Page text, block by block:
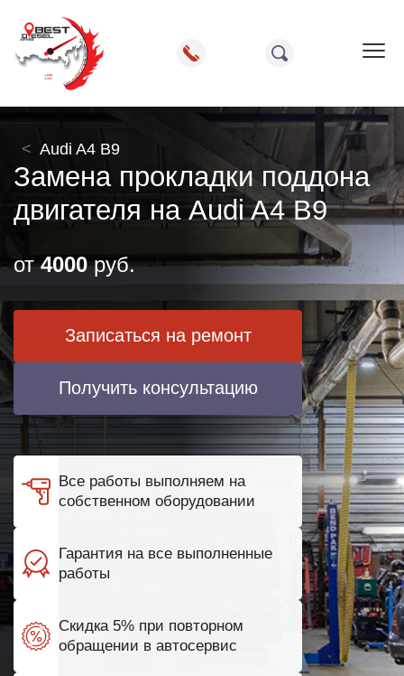
Audi A4 B9
Замена прокладки поддона
двигателя на Audi A4 B9
от4000руб.
Записаться на ремонт
Получить консультацию
Все работы выполняем на
собственном оборудовании
Гарантия на все выполненные
работы
Скидка 5% при повторном
обращении в автосервис